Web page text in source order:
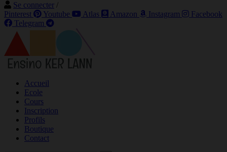
Se connecter /
Pinterest
Youtube Atlas Amazon Instagram
Facebook
Telegram
Accueil
Ecole
Cours
Inscription
Profils
Boutique
Contact